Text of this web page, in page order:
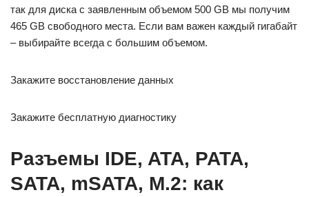
так для диска с заявленным объемом 500 GB мы получим
465 GB свободного места. Если вам важен каждый гигабайт
– выбирайте всегда с большим объемом.
Закажите восстановление данных
Закажите бесплатную диагностику
Разъемы IDE, ATA, PATA,
SATA, mSATA, M.2: как